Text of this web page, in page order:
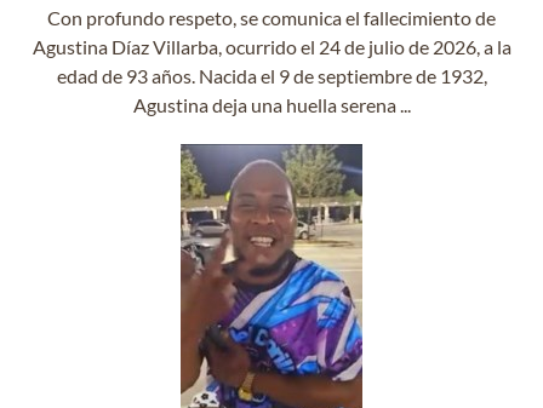
Con profundo respeto, se comunica el fallecimiento de
Agustina Díaz Villarba, ocurrido el 24 de julio de 2026, a la
edad de 93 años. Nacida el 9 de septiembre de 1932,
Agustina deja una huella serena ...